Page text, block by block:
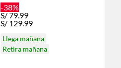
-38%
S/79.99
S/ 129.99
Llega mañana
Retira mañana